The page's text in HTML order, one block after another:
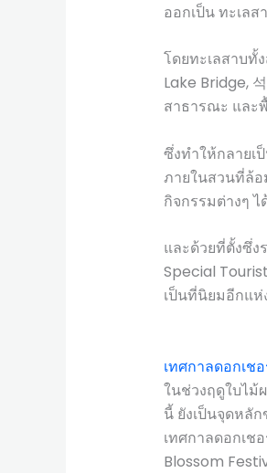
ออกเป็น ทะเล
โดยทะเลสาบทั้
Lake Bridge,
สาธารณะ และ
ซึ่งทำให้กลายเ
ภายในสวนที่ล้อ
กิจกรรมต่างๆ
และด้วยที่ตั้งซึ่ง
Special
เป็นที่นิยมอีกแห่
เทศกาลดอกเช
ในช่วงฤดูใบไม้
นี้ ยังเป็นจุดหลัก
เทศกาลดอกเช
Blossom